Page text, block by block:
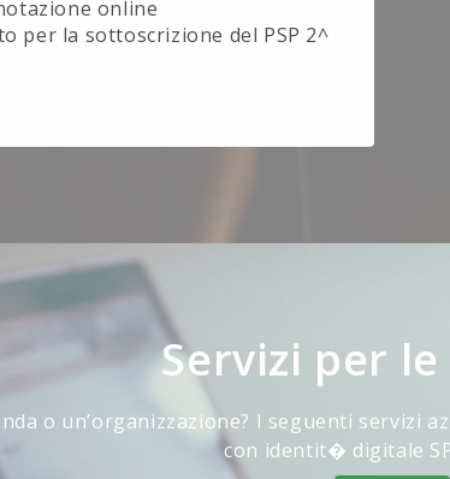
online
per la sottoscrizione del PSP 2^
Servizi per
o un’organizzazione? I seguenti servizi
con identit� digitale